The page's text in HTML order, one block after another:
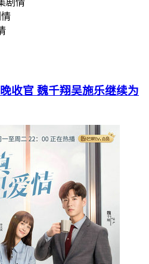
剧情
收官 魏千翔吴施乐继续为